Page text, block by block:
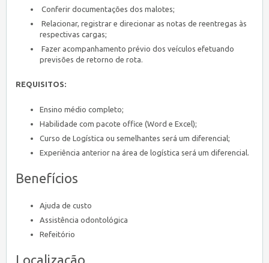
Conferir documentações dos malotes;
Relacionar, registrar e direcionar as notas de reentregas às
respectivas cargas;
Fazer acompanhamento prévio dos veículos efetuando
previsões de retorno de rota.
REQUISITOS:
Ensino médio completo;
Habilidade com pacote office (Word e Excel);
Curso de Logística ou semelhantes será um diferencial;
Experiência anterior na área de logística será um diferencial.
Benefícios
Ajuda de custo
Assistência odontológica
Refeitório
Localização